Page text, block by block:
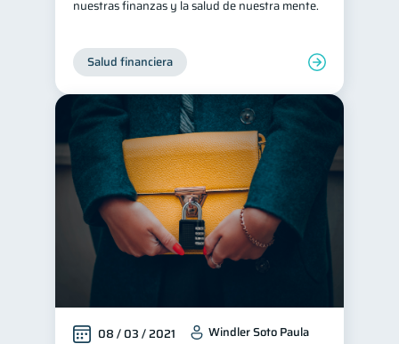
nuestras finanzas y la salud de nuestra mente.
Salud financiera
08 / 03 / 2021 Windler Soto Paula